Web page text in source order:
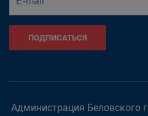
ПОДПИСАТЬСЯ
Администрация Беловского